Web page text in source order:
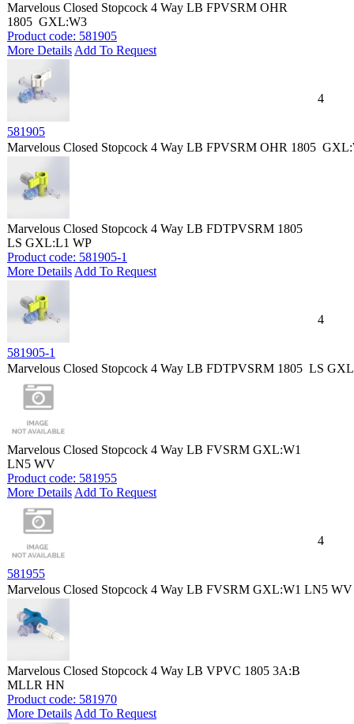
Marvelous Closed Stopcock 4 Way LB FPVSRM OHR
1805 GXL:W3
Product code: 581905
More Details Add To Request
581905
4
Marvelous Closed Stopcock 4 Way LB FPVSRM OHR 1805
Marvelous Closed Stopcock 4 Way LB FDTPVSRM 1805
LS GXL:L1 WP
Product code: 581905-1
More Details Add To Request
581905-1
4
Marvelous Closed Stopcock 4 Way LB FDTPVSRM 1805 LS
Marvelous Closed Stopcock 4 Way LB FVSRM GXL:W1
LN5 WV
Product code: 581955
More Details Add To Request
581955
4
Marvelous Closed Stopcock 4 Way LB FVSRM GXL:W1 LN5 WV
Marvelous Closed Stopcock 4 Way LB VPVC 1805 3A:B
MLLR HN
Product code: 581970
More Details Add To Request